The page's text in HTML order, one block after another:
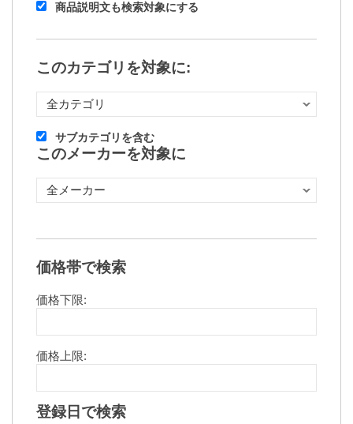
商品説明文も検索対象にする
このカテゴリを対象に:
サブカテゴリを含む
このメーカーを対象に
価格帯で検索
価格下限:
価格上限:
登録日で検索